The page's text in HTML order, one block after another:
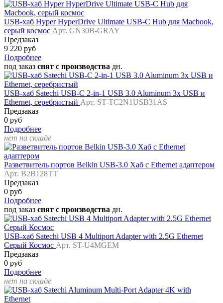
USB-хаб Hyper HyperDrive Ultimate USB-C Hub для Macbook,
серый космос Арт. GN30B-GRAY
Предзаказ
9 220 руб
Подробнее
под заказ снят с производства дн.
USB-хаб Satechi USB-C 2-in-1 USB 3.0 Aluminum 3x USB и
Ethernet, серебристый Арт. ST-TC2N1USB31AS
Предзаказ
0 руб
Подробнее
нет на складе
Разветвитель портов Belkin USB-3.0 Хаб c Ethernet адаптером
Арт. B2B128TT
Предзаказ
0 руб
Подробнее
под заказ снят с производства дн.
USB-хаб Satechi USB 4 Multiport Adapter with 2.5G Ethernet
Серый Космос Арт. ST-U4MGEM
Предзаказ
0 руб
Подробнее
нет на складе